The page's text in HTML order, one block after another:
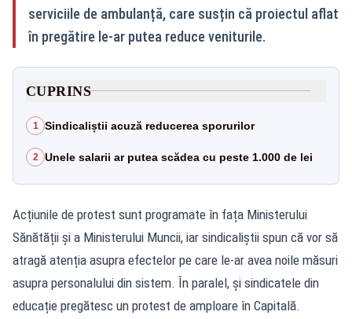
serviciile de ambulanță, care susțin că proiectul aflat
în pregătire le-ar putea reduce veniturile.
CUPRINS
1 Sindicaliștii acuză reducerea sporurilor
2 Unele salarii ar putea scădea cu peste 1.000 de lei
Acțiunile de protest sunt programate în fața Ministerului
Sănătății și a Ministerului Muncii, iar sindicaliștii spun că vor să
atragă atenția asupra efectelor pe care le-ar avea noile măsuri
asupra personalului din sistem. În paralel, și sindicatele din
educație pregătesc un protest de amploare în Capitală.